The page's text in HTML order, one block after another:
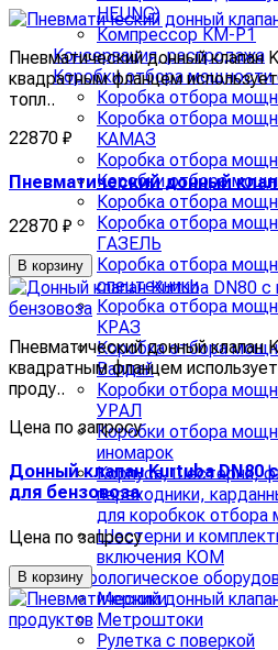
HEUNG)
Компрессор КМ-Р1
Консервация, распродажа
Коробки отбора
Коробка отбора
Коробка отбора
КАМАЗ
Коробка отбора
Коробки отбора
Коробка отбора
Коробка отбора
ГАЗЕЛЬ
Коробка отбора
спецтехники
Коробка отбора
КРАЗ
Коробка отбора
Валдай
Коробки отбора
УРАЛ
Коробки отбора
иномарок
Корпуса, шестерни,
переходники,
для коробкок
Шестерни и
включения КОМ
Метрологическое
Мерники
Метроштоки
Рулетка с поверкой
Пневматический донный клапан
квадратным фланцем
топл..
22870 ₽
Пневматический донный
22870 ₽
В корзину
Пневматический донный клапан
квадратным фланцем
проду..
Цена по запросу
Донный клапан Kurtuba
для бензовоза
Цена по запросу
В корзину